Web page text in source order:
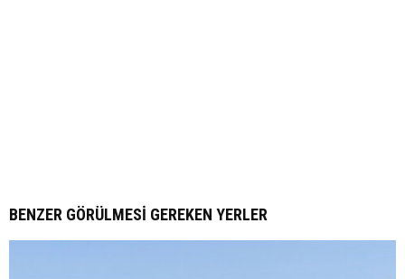
BENZER GÖRÜLMESI GEREKEN YERLER